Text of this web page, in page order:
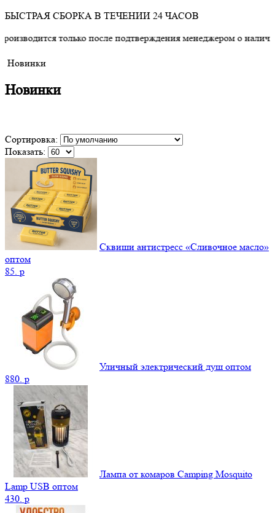
БЫСТРАЯ СБОРКА В ТЕЧЕНИИ 24 ЧАСОВ
только после подтверждения менеджером о наличии товара.
Новинки
Новинки
Сортировка:
Показать:
Сквиши антистресс «Сливочное масло»
оптом
85. p
Уличный электрический душ оптом
880. p
Лампа от комаров Camping Mosquito
Lamp USB оптом
430. p